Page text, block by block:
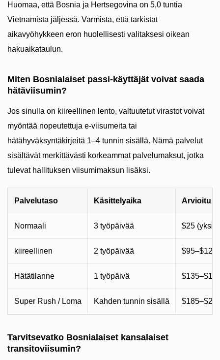
Huomaa, että Bosnia ja Hertsegovina on 5,0 tuntia
Vietnamista jäljessä. Varmista, että tarkistat
aikavyöhykkeen eron huolellisesti valitaksesi oikean
hakuaikataulun.
Miten Bosnialaiset passi-käyttäjät voivat saada
hätäviisumin?
Jos sinulla on kiireellinen lento, valtuutetut virastot voivat
myöntää nopeutettuja e-viisumeita tai
hätähyväksyntäkirjeitä 1–4 tunnin sisällä. Nämä palvelut
sisältävät merkittävästi korkeammat palvelumaksut, jotka
tulevat hallituksen viisumimaksun lisäksi.
Palvelutaso Käsittelyaika Arvioitu
Normaali 3 työpäivää $25 (yksi)
kiireellinen 2 työpäivää $95–$125
Hätätilanne 1 työpäivä
Super Rush / Loma Kahden tunnin sisällä
Tarvitsevatko Bosnialaiset kansalaiset
transitoviisumin?